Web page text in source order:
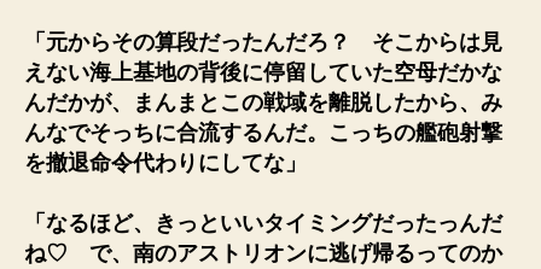
「元からその算段だったんだろ？ そこからは見
えない海上基地の背後に停留していた空母だかな
んだかが、まんまとこの戦域を離脱したから、み
んなでそっちに合流するんだ。こっちの艦砲射撃
を撤退命令代わりにしてな」
「なるほど、きっといいタイミングだったっんだ
ね♡ で、南のアストリオンに逃げ帰るってのか